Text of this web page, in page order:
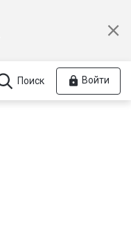
Поиск Войти